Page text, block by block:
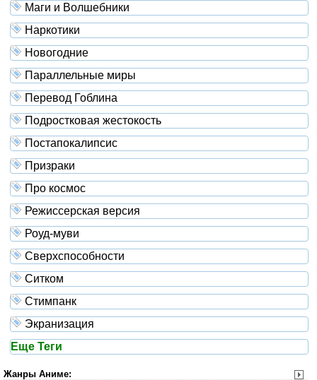
Маги и Волшебники
Наркотики
Новогодние
Параллельные миры
Перевод Гоблина
Подростковая жестокость
Постапокалипсис
Призраки
Про космос
Режиссерская версия
Роуд-муви
Сверхспособности
Ситком
Стимпанк
Экранизация
Еще Теги
Жанры Аниме: